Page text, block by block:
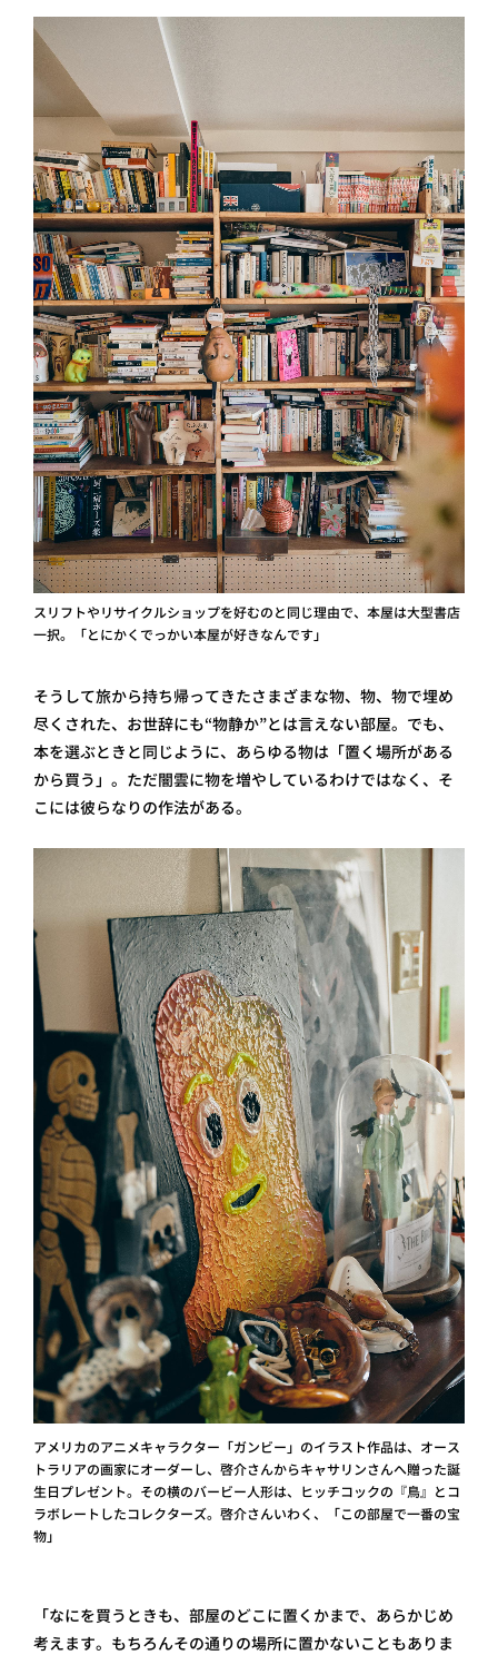
スリフトやリサイクルショップを好むのと同じ理由で、本屋は大型書店
一択。「とにかくでっかい本屋が好きなんです」
そうして旅から持ち帰ってきたさまざまな物、物、物で埋め
尽くされた、お世辞にも“物静か”とは言えない部屋。でも、
本を選ぶときと同じように、あらゆる物は「置く場所がある
から買う」。ただ闇雲に物を増やしているわけではなく、そ
こには彼らなりの作法がある。
アメリカのアニメキャラクター「ガンビー」のイラスト作品は、オース
トラリアの画家にオーダーし、啓介さんからキャサリンさんへ贈った誕
生日プレゼント。その横のバービー人形は、ヒッチコックの『鳥』とコ
ラボレートしたコレクターズ。啓介さんいわく、「この部屋で一番の宝
物」
「なにを買うときも、部屋のどこに置くかまで、あらかじめ
考えます。もちろんその通りの場所に置かないこともありま